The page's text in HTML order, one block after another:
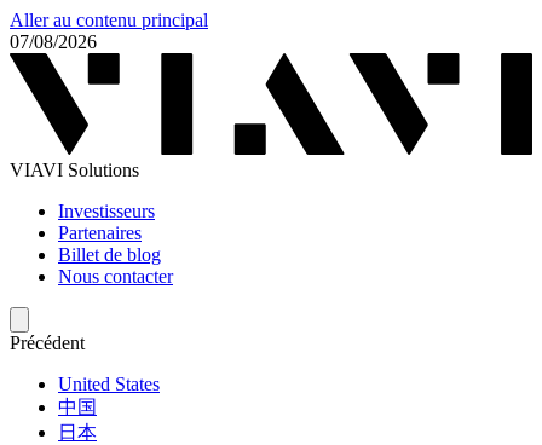
Aller au contenu principal
07/08/2026
VIAVI Solutions
Investisseurs
Partenaires
Billet de blog
Nous contacter
Précédent
United States
中国
日本